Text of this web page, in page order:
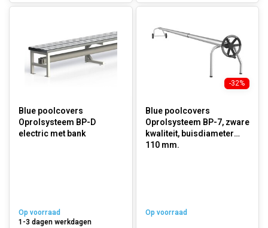
Blue poolcovers
Oprolsysteem BP-D
electric met bank
Op voorraad
1-3 dagen werkdagen
-32%
Blue poolcovers
Oprolsysteem BP-7, zware
kwaliteit, buisdiameter
110 mm.
Op voorraad